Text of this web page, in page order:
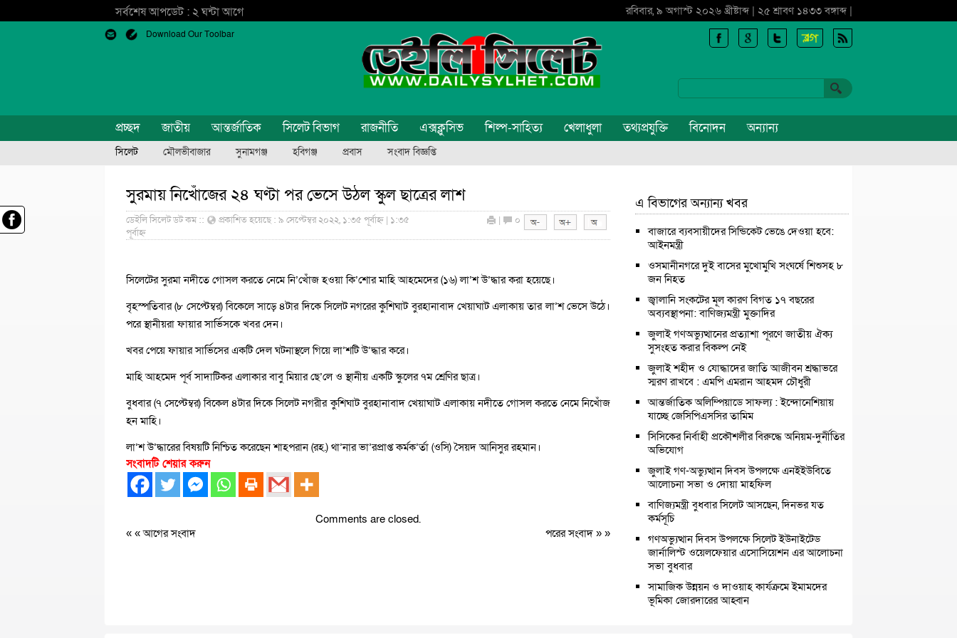
সর্বশেষ আপডেট : ২ ঘন্টা আগে রবিবার, ৯ অগাস্ট ২০২৬ খ্রীষ্টাব্দ | ২৫ শ্রাবণ ১৪৩৩ বঙ্গাব্দ |
Download Our Toolbar
প্রচ্ছদ জাতীয় আন্তর্জাতিক সিলেট বিভাগ রাজনীতি এক্সক্লুসিভ শিল্প-সাহিত্য খেলাধুলা তথ্যপ্রযুক্তি বিনোদন অন্যান্য
সিলেট মৌলভীবাজার সুনামগঞ্জ হবিগঞ্জ প্রবাস সংবাদ বিজ্ঞপ্তি
সুরমায় নিখোঁজের ২৪ ঘণ্টা পর ভেসে উঠল স্কুল ছাত্রের লাশ
ডেইলি সিলেট ডট কম ::
প্রকাশিত হয়েছে : ৯ সেপ্টেম্বর ২০২২, ১:৩৫ পূর্বাহ্ন | ১:৩৫
পূর্বাহ্ন
| ০
সিলেটের সুরমা নদীতে গোসল করতে নেমে নি’খোঁজ হওয়া কি’শোর মাহি আহমেদের (১৬) লা’শ উ’দ্ধার করা হয়েছে।
বৃহস্পতিবার (৮ সেপ্টেম্বর) বিকেলে সাড়ে ৪টার দিকে সিলেট নগরের কুশিঘাট বুরহানাবাদ খেয়াঘাট এলাকায় তার লা’শ ভেসে উঠে।
পরে স্থানীয়রা ফায়ার সার্ভিসকে খবর দেন।
খবর পেয়ে ফায়ার সার্ভিসের একটি দেল ঘটনাস্থলে গিয়ে লা’শটি উ’দ্ধার করে।
মাহি আহমেদ পূর্ব সাদাটিকর এলাকার বাবু মিয়ার ছে’লে ও স্থানীয় একটি স্কুলের ৭ম শ্রেণির ছাত্র।
বুধবার (৭ সেপ্টেম্বর) বিকেল ৪টার দিকে সিলেট নগরীর কুশিঘাট বুরহানাবাদ খেয়াঘাট এলাকায় নদীতে গোসল করতে নেমে নিখোঁজ
হন মাহি।
লা’শ উ’দ্ধারের বিষয়টি নিশ্চিত করেছেন শাহপরান (রহ.) থা’নার ভা’রপ্রাপ্ত কর্মক’র্তা (ওসি) সৈয়দ আনিসুর রহমান।
সংবাদটি শেয়ার করুন
Comments are closed.
« «আগের সংবাদ পরের সংবাদ » »
এ বিভাগের অন্যান্য খবর
বাজারে ব্যবসায়ীদের সিন্ডিকেট ভেঙে দেওয়া হবে:
আইনমন্ত্রী
ওসমানীনগরে দুই বাসের মুখোমুখি সংঘর্ষে শিশুসহ ৮
জন নিহত
জ্বালানি সংকটের মূল কারণ বিগত ১৭ বছরের
অব্যবস্থাপনা: বাণিজ্যমন্ত্রী মুক্তাদির
জুলাই গণঅভ্যুত্থানের প্রত্যাশা পূরণে জাতীয় ঐক্য
সুসংহত করার বিকল্প নেই
জুলাই শহীদ ও যোদ্ধাদের জাতি আজীবন শ্রদ্ধাভরে
স্মরণ রাখবে : এমপি এমরান আহমদ চৌধুরী
আন্তর্জাতিক অলিম্পিয়াডে সাফল্য : ইন্দোনেশিয়ায়
যাচ্ছে জেসিপিএসসির তামিম
সিসিকের নির্বাহী প্রকৌশলীর বিরুদ্ধে অনিয়ম-দুর্নীতির
অভিযোগ
জুলাই গণ-অভ্যুত্থান দিবস উপলক্ষে এনইইউবিতে
আলোচনা সভা ও দোয়া মাহফিল
বাণিজ্যমন্ত্রী বুধবার সিলেট আসছেন, দিনভর যত
কর্মসূচি
গণঅভ্যুত্থান দিবস উপলক্ষে সিলেট ইউনাইটেড
জার্নালিস্ট ওয়েলফেয়ার এসোসিয়েশন এর আলোচনা
সভা বুধবার
সামাজিক উন্নয়ন ও দাওয়াহ কার্যক্রমে ইমামদের
ভূমিকা জোরদারের আহ্বান